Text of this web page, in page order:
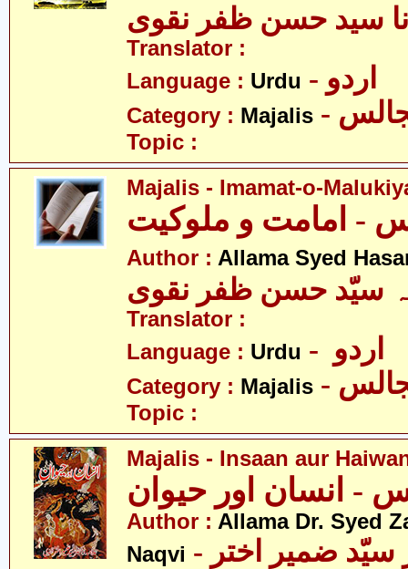
سید حسن ظفر نقوی
Translator :
Language : Urdu - اردو
Category : Majalis
Topic :
Majalis - Imamat-o-
Author : Allama Syed
سیّد حسن ظفر نقوی
Translator :
Language : Urdu
Category : Majalis
Topic :
Majalis - Insaan aur
- انسان اور حیوان
Author : Allama Dr. Syed
Naqvi - علامہ ڈاکٹر سیّد ضمیر اختر